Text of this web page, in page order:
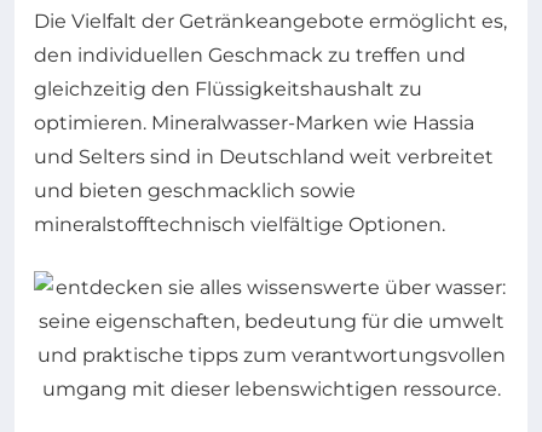
Die Vielfalt der Getränkeangebote ermöglicht es,
den individuellen Geschmack zu treffen und
gleichzeitig den Flüssigkeitshaushalt zu
optimieren. Mineralwasser-Marken wie Hassia
und Selters sind in Deutschland weit verbreitet
und bieten geschmacklich sowie
mineralstofftechnisch vielfältige Optionen.